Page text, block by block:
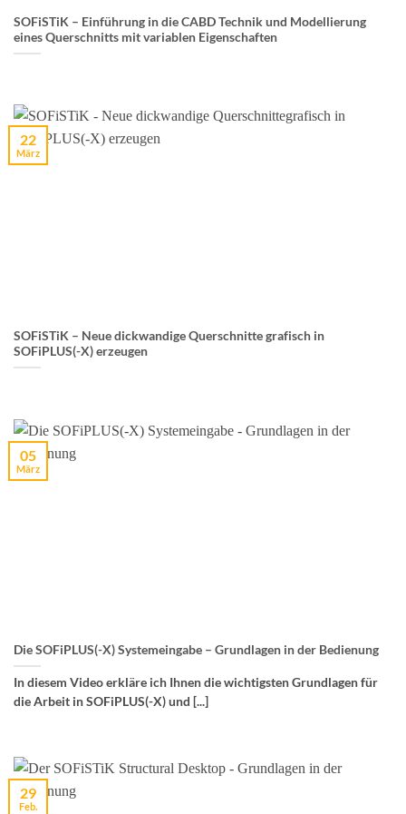
SOFiSTiK – Einführung in die CABD Technik und Modellierung
eines Querschnitts mit variablen Eigenschaften
SOFiSTiK – Neue dickwandige Querschnitte grafisch in
SOFiPLUS(-X) erzeugen
22
März
Die SOFiPLUS(-X) Systemeingabe – Grundlagen in der Bedienung
In diesem Video erkläre ich Ihnen die wichtigsten Grundlagen für
die Arbeit in SOFiPLUS(-X) und [...]
05
März
29
Feb.